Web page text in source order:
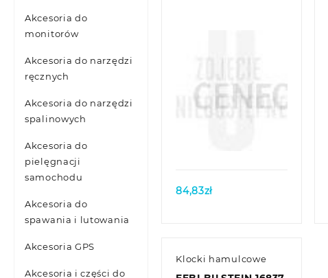
Akcesoria do
monitorów
Akcesoria do narzędzi
ręcznych
Akcesoria do narzędzi
spalinowych
Akcesoria do
pielęgnacji
samochodu
Akcesoria do
spawania i lutowania
Akcesoria GPS
Akcesoria i części do
84,83zł
Klocki hamulcowe